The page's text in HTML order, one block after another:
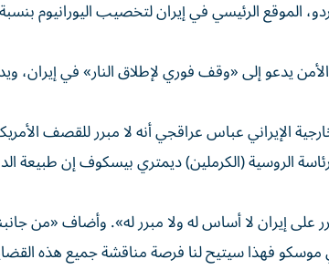
يدعو إلى «وقف فوري لإطلاق النار» في إيران،
الإيراني عباس عراقجي أنه لا مبرر للقصف
الروسية (الكرملين) ديمتري بيسكوف إن طبيعة
على إيران لا أساس له ولا مبرر له». وأضاف «من
موسكو فهذا سيتيح لنا فرصة مناقشة جميع هذه